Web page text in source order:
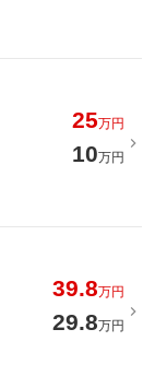
25万円
10万円
39.8万円
29.8万円